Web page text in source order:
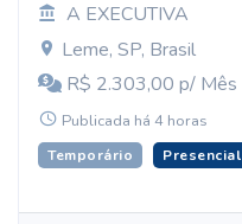
A EXECUTIVA
Leme, SP, Brasil
R$ 2.303,00 p/ Mês
Publicada há 4 horas
Temporário Presencial